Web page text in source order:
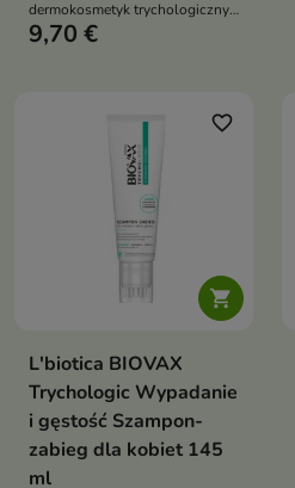
dermokosmetyk trychologiczny
przeznaczony do pielęgnacji
głowy z objawami łuszczenia i
9,70 €

favorite_border
L'biotica BIOVAX
Trychologic Wypadanie
i gęstość Szampon-
zabieg dla kobiet 145
ml